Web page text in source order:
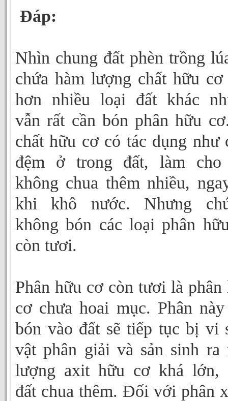
Đáp:
Nhìn chung đất phèn trồng
chứa hàm lượng chất hữu cơ
hơn nhiều loại đất khác
vẫn rất cần bón phân hữu
chất hữu cơ có tác dụng như
đệm ở trong đất, làm cho
không chua thêm nhiều,
khi khô nước. Nhưng
không bón các loại phân
còn tươi.
Phân hữu cơ còn tươi là phân
cơ chưa hoai mục. Phân
bón vào đất sẽ tiếp tục bị vi
vật phân giải và sản sinh ra
lượng axit hữu cơ khá lớn,
đất chua thêm. Đối với phân